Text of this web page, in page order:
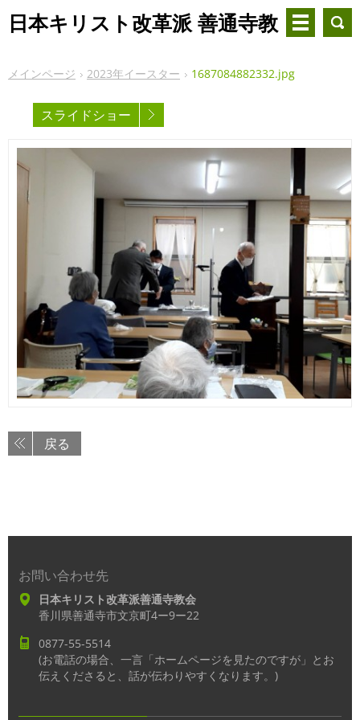
日本キリスト改革派 善通寺教
メインページ 2023年イースター 1687084882332.jpg
スライドショー
戻る
お問い合わせ先
日本キリスト改革派善通寺教会
香川県善通寺市文京町4ー9ー22
0877-55-5514
(お電話の場合、一言「ホームページを見たのですが」とお
伝えくださると、話が伝わりやすくなります。)